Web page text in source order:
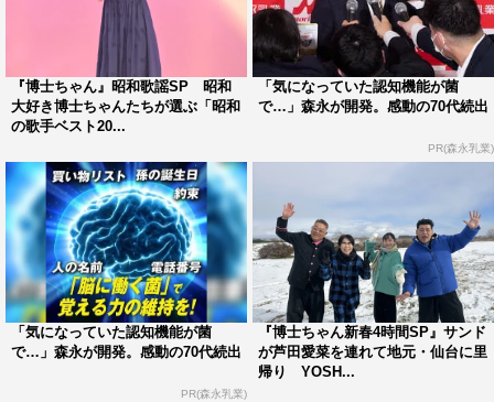
ど多岐にわたるジャンルで世界を股にかけて活躍している
アーティスト・YOSHIKI。今回は、そんなYOSHIKIに作品
を見てもらいたいという、5人のアート博士ちゃんが登
場。渾身の作品を爆笑プレゼンする。
『博士ちゃん』昭和歌謡SP 昭和
大好き博士ちゃんたちが選ぶ「昭和
の歌手ベスト20...
「気になっていた認知機能が菌
で…」森永が開発。感動の70代続出
PR(森永乳業)
「気になっていた認知機能が菌
で…」森永が開発。感動の70代続出
PR(森永乳業)
『博士ちゃん新春4時間SP』サンド
が芦田愛菜を連れて地元・仙台に里
帰り YOSH...